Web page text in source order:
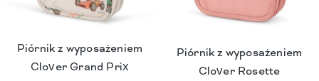
Piórnik z wyposażeniem
Clover Grand Prix
Piórnik z wyposażeniem
Clover Rosette